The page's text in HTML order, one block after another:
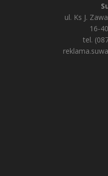
ul. Ks J.
16-
tel.